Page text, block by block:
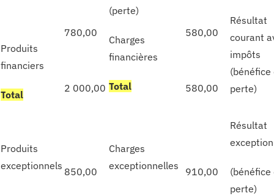
Produits
financiers
Total
780,00
(perte)
Charges
financières
Total
580,00
Résultat
courant
impôts
(bénéfice
perte)
2 000,00 580,00
Produits
exceptionnels 850,00
Charges
exceptionnelles
910,00
Résultat
(bénéfice
perte)